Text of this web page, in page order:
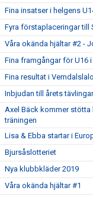
Fina insatser i helgens
Fyra förstaplaceringar till
Våra okända hjältar #2 -
Fina framgångar för U16
Fina resultat i
Inbjudan till årets
Axel Bäck kommer
träningen
Lisa & Ebba startar i
Bjursåslotteriet
Nya klubbkläder 2019
Våra okända hjältar #1